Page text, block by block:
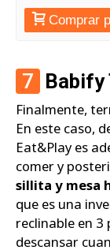
Comprar
7 Babify
Finalmente,
En este caso,
Eat&Play es
comer y
sillita y mesa
que es una
reclinable en 3
descansar